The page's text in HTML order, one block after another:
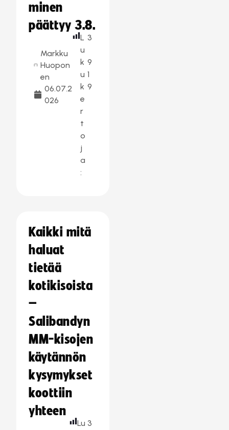
minen
päättyy 3.8.
Markku
Huopon
en
06.07.2
026
L
u
k
u
k
e
r
t
o
j
a
:
3
9
1
9
Kaikki mitä
haluat
tietää
kotikisoista
–
Salibandyn
MM-kisojen
käytännön
kysymykset
koottiin
yhteen
Lu 3